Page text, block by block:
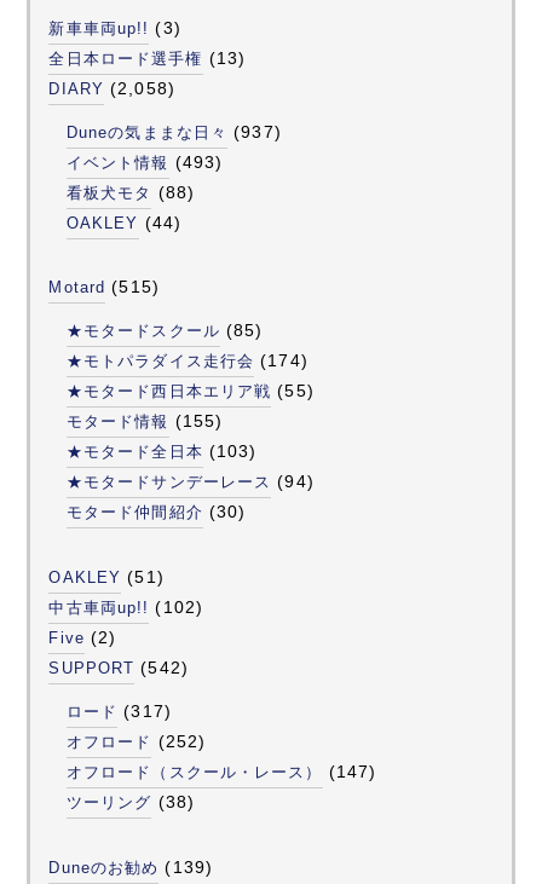
新車車両up!! (3)
全日本ロード選手権 (13)
DIARY (2,058)
Duneの気ままな日々 (937)
イベント情報 (493)
看板犬モタ (88)
OAKLEY (44)
Motard (515)
★モタードスクール (85)
★モトパラダイス走行会 (174)
★モタード西日本エリア戦 (55)
モタード情報 (155)
★モタード全日本 (103)
★モタードサンデーレース (94)
モタード仲間紹介 (30)
OAKLEY (51)
中古車両up!! (102)
Five (2)
SUPPORT (542)
ロード (317)
オフロード (252)
オフロード（スクール・レース） (147)
ツーリング (38)
Duneのお勧め (139)